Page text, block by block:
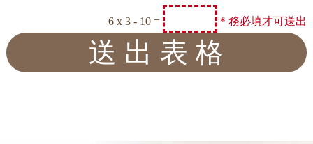
6 x 3 - 10 = ＊務必填才可送出